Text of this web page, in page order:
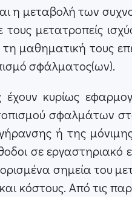
η μεταβολή των
τους μετατροπείς
μαθηματική τους
σφάλματος(ων).
κυρίως
σφαλμάτων
ή της
σε εργαστηριακό
σημεία του
κόστους. Από τις